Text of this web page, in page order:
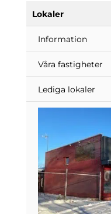
Lokaler
Information
Våra fastigheter
Lediga lokaler